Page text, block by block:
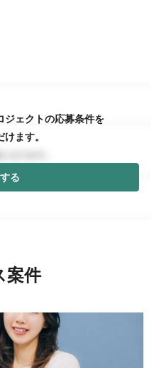
ジェクトの応募条件を
ます。
る
案件